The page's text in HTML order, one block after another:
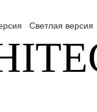
Светлая версия